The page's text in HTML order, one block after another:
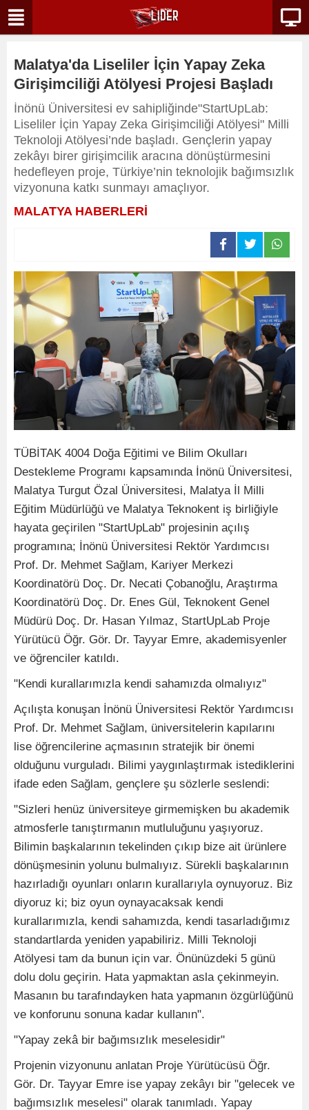
Malatya'da Liseliler İçin Yapay Zeka
Girişimciliği Atölyesi Projesi Başladı
İnönü Üniversitesi ev sahipliğinde"StartUpLab:
Liseliler İçin Yapay Zeka Girişimciliği Atölyesi" Milli
Teknoloji Atölyesi’nde başladı. Gençlerin yapay
zekâyı birer girişimcilik aracına dönüştürmesini
hedefleyen proje, Türkiye’nin teknolojik bağımsızlık
vizyonuna katkı sunmayı amaçlıyor.
MALATYA HABERLERİ
TÜBİTAK 4004 Doğa Eğitimi ve Bilim Okulları
Destekleme Programı kapsamında İnönü Üniversitesi,
Malatya Turgut Özal Üniversitesi, Malatya İl Milli
Eğitim Müdürlüğü ve Malatya Teknokent iş birliğiyle
hayata geçirilen "StartUpLab" projesinin açılış
programına; İnönü Üniversitesi Rektör Yardımcısı
Prof. Dr. Mehmet Sağlam, Kariyer Merkezi
Koordinatörü Doç. Dr. Necati Çobanoğlu, Araştırma
Koordinatörü Doç. Dr. Enes Gül, Teknokent Genel
Müdürü Doç. Dr. Hasan Yılmaz, StartUpLab Proje
Yürütücü Öğr. Gör. Dr. Tayyar Emre, akademisyenler
ve öğrenciler katıldı.
"Kendi kurallarımızla kendi sahamızda olmalıyız"
Açılışta konuşan İnönü Üniversitesi Rektör Yardımcısı
Prof. Dr. Mehmet Sağlam, üniversitelerin kapılarını
lise öğrencilerine açmasının stratejik bir önemi
olduğunu vurguladı. Bilimi yaygınlaştırmak istediklerini
ifade eden Sağlam, gençlere şu sözlerle seslendi:
"Sizleri henüz üniversiteye girmemişken bu akademik
atmosferle tanıştırmanın mutluluğunu yaşıyoruz.
Bilimin başkalarının tekelinden çıkıp bize ait ürünlere
dönüşmesinin yolunu bulmalıyız. Sürekli başkalarının
hazırladığı oyunları onların kurallarıyla oynuyoruz. Biz
diyoruz ki; biz oyun oynayacaksak kendi
kurallarımızla, kendi sahamızda, kendi tasarladığımız
standartlarda yeniden yapabiliriz. Milli Teknoloji
Atölyesi tam da bunun için var. Önünüzdeki 5 günü
dolu dolu geçirin. Hata yapmaktan asla çekinmeyin.
Masanın bu tarafındayken hata yapmanın özgürlüğünü
ve konforunu sonuna kadar kullanın".
"Yapay zekâ bir bağımsızlık meselesidir"
Projenin vizyonunu anlatan Proje Yürütücüsü Öğr.
Gör. Dr. Tayyar Emre ise yapay zekâyı bir "gelecek ve
bağımsızlık meselesi" olarak tanımladı. Yapay